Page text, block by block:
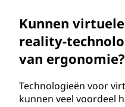
Kunnen
reality-
van ergonomie?
Technologieën voor
kunnen veel voordeel